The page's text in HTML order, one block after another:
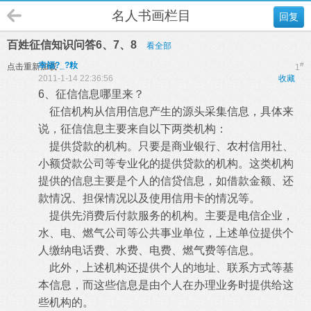
回复
名人书画栏目
百姓征信知识问答6、7、8 看全部
点击重新加载 1#
幸福?_?籹
收藏
2011-1-14 22:36:56
6、征信信息哪里来？
征信机构从信用信息产生的源头采集信息，具体来
说，征信信息主要来自以下两类机构：
提供贷款的机构。只要是商业银行、农村信用社、
小额贷款公司等专业化的提供贷款的机构。这类机构
提供的信息主要是个人的信贷信息，如借款金额、还
款情况、担保情况以及使用信用卡的情况等。
提供先消费后付款服务的机构。主要是电信企业，
水、电、燃气公司等公共事业单位，上述单位提供个
人缴纳电话费、水费、电费、燃气费等信息。
此外，上述机构还提供个人的地址、联系方式等基
本信息，而这些信息是由个人在办理业务时提供给这
些机构的。